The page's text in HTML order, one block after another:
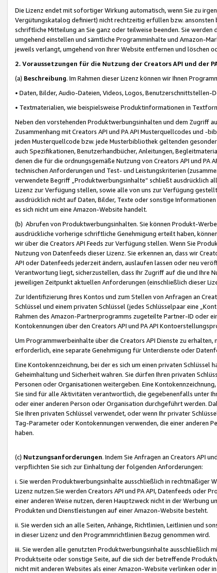
Die Lizenz endet mit sofortiger Wirkung automatisch, wenn Sie zu
Vergütungskatalog definiert) nicht rechtzeitig erfüllen bzw. ansonsten
schriftliche Mitteilung an Sie ganz oder teilweise beenden. Sie werden
umgehend einstellen und sämtliche Programminhalte und Amazon-
jeweils verlangt, umgehend von Ihrer Website entfernen und löschen
2. Voraussetzungen für die Nutzung der Creators API und der
(a) Beschreibung. Im Rahmen dieser Lizenz können wir Ihnen
• Daten, Bilder, Audio-Dateien, Videos, Logos, Benutzerschnittstellen-
• Textmaterialien, wie beispielsweise Produktinformationen in
Neben den vorstehenden Produktwerbungsinhalten und dem Zugriff
Zusammenhang mit Creators API und PA API Musterquellcodes und
jeden Musterquellcode bzw. jede Musterbibliothek geltenden
auch Spezifikationen, Benutzerhandbücher, Anleitungen,
denen die für die ordnungsgemäße Nutzung von Creators API und PA
technischen Anforderungen und Test- und Leistungskriterien
verwendete Begriff „Produktwerbungsinhalte“ schließt ausdrücklich
Lizenz zur Verfügung stellen, sowie alle von uns zur Verfügung
ausdrücklich nicht auf Daten, Bilder, Texte oder sonstige
es sich nicht um eine Amazon-Website handelt.
(b) Abrufen von Produktwerbungsinhalten. Sie können Produkt-
ausdrückliche vorherige schriftliche Genehmigung erteilt haben,
wir über die Creators API Feeds zur Verfügung stellen. Wenn Sie
Nutzung von Datenfeeds dieser Lizenz. Sie erkennen an, dass wir
API oder Datenfeeds jederzeit ändern, auslaufen lassen oder neu
Verantwortung liegt, sicherzustellen, dass Ihr Zugriff auf die und Ihre
jeweiligen Zeitpunkt aktuellen Anforderungen (einschließlich dieser
Zur Identifizierung Ihres Kontos und zum Stellen von Anfragen an
Schlüssel und einem privaten Schlüssel (jedes Schlüsselpaar eine
Rahmen des Amazon-Partnerprogramms zugeteilte Partner-ID oder
Kontokennungen über den Creators API und PA API
Um Programmwerbeinhalte über die Creators API Dienste zu
erforderlich, eine separate Genehmigung für Unterdienste oder
Eine Kontokennzeichnung, bei der es sich um einen privaten
Geheimhaltung und Sicherheit wahren. Sie dürfen Ihren privaten
Personen oder Organisationen weitergeben. Eine
Sie sind für alle Aktivitäten verantwortlich, die gegebenenfalls unter
oder einer anderen Person oder Organisation durchgeführt werden.
Sie Ihren privaten Schlüssel verwendet, oder wenn Ihr privater
Tag-Parameter oder Kontokennungen verwenden, die einer anderen
haben.
(c) Nutzungsanforderungen. Indem Sie Anfragen an Creators API
verpflichten Sie sich zur Einhaltung der folgenden Anforderungen:
i. Sie werden Produktwerbungsinhalte ausschließlich in rechtmäßiger
Lizenz nutzen.Sie werden Creators API und PA API, Datenfeeds oder
einer anderen Weise nutzen, deren Hauptzweck nicht in der Werbung
Produkten und Dienstleistungen auf einer Amazon-Website besteht.
ii. Sie werden sich an alle Seiten, Anhänge, Richtlinien, Leitlinien und
in dieser Lizenz und den Programmrichtlinien Bezug genommen wird.
iii. Sie werden alle genutzten Produktwerbungsinhalte ausschließlich
Produktseite oder sonstige Seite, auf die sich der betreffende
nicht mit anderen Websites als einer Amazon-Website verlinken oder